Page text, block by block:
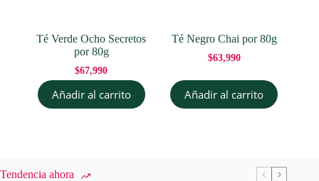
Té Verde Ocho Secretos
por 80g
$67,990
Añadir al carrito
Té Negro Chai por 80g
$63,990
Añadir al carrito
Tendencia ahora